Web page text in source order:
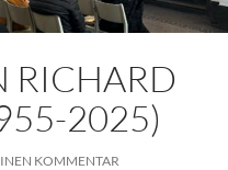
RICHARD
2025)
KOMMENTAR